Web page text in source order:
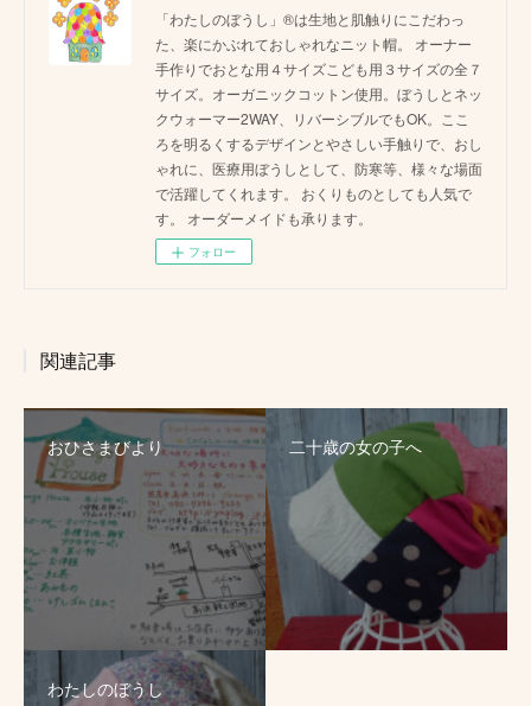
「わたしのぼうし」®は生地と肌触りにこだわっ
た、楽にかぶれておしゃれなニット帽。 オーナー
手作りでおとな用４サイズこども用３サイズの全７
サイズ。オーガニックコットン使用。ぼうしとネッ
クウォーマー2WAY、リバーシブルでもOK。ここ
ろを明るくするデザインとやさしい手触りで、おし
ゃれに、医療用ぼうしとして、防寒等、様々な場面
で活躍してくれます。 おくりものとしても人気で
す。 オーダーメイドも承ります。
フォロー
関連記事
おひさまびより 二十歳の女の子へ
わたしのぼうし